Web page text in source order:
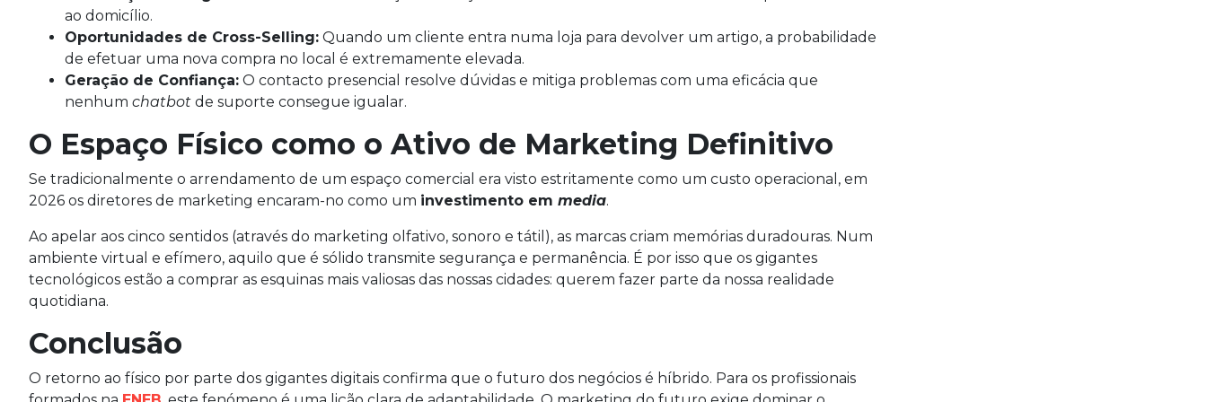
ao domicílio.
Oportunidades de Cross-Selling: Quando um cliente entra numa loja para devolver um artigo, a probabilidade
de efetuar uma nova compra no local é extremamente elevada.
Geração de Confiança: O contacto presencial resolve dúvidas e mitiga problemas com uma eficácia que
nenhum chatbot de suporte consegue igualar.
O Espaço Físico como o Ativo de Marketing Definitivo
Se tradicionalmente o arrendamento de um espaço comercial era visto estritamente como um custo operacional, em
2026 os diretores de marketing encaram-no como um investimento em media.
Ao apelar aos cinco sentidos (através do marketing olfativo, sonoro e tátil), as marcas criam memórias duradouras. Num
ambiente virtual e efímero, aquilo que é sólido transmite segurança e permanência. É por isso que os gigantes
tecnológicos estão a comprar as esquinas mais valiosas das nossas cidades: querem fazer parte da nossa realidade
quotidiana.
Conclusão
O retorno ao físico por parte dos gigantes digitais confirma que o futuro dos negócios é híbrido. Para os profissionais